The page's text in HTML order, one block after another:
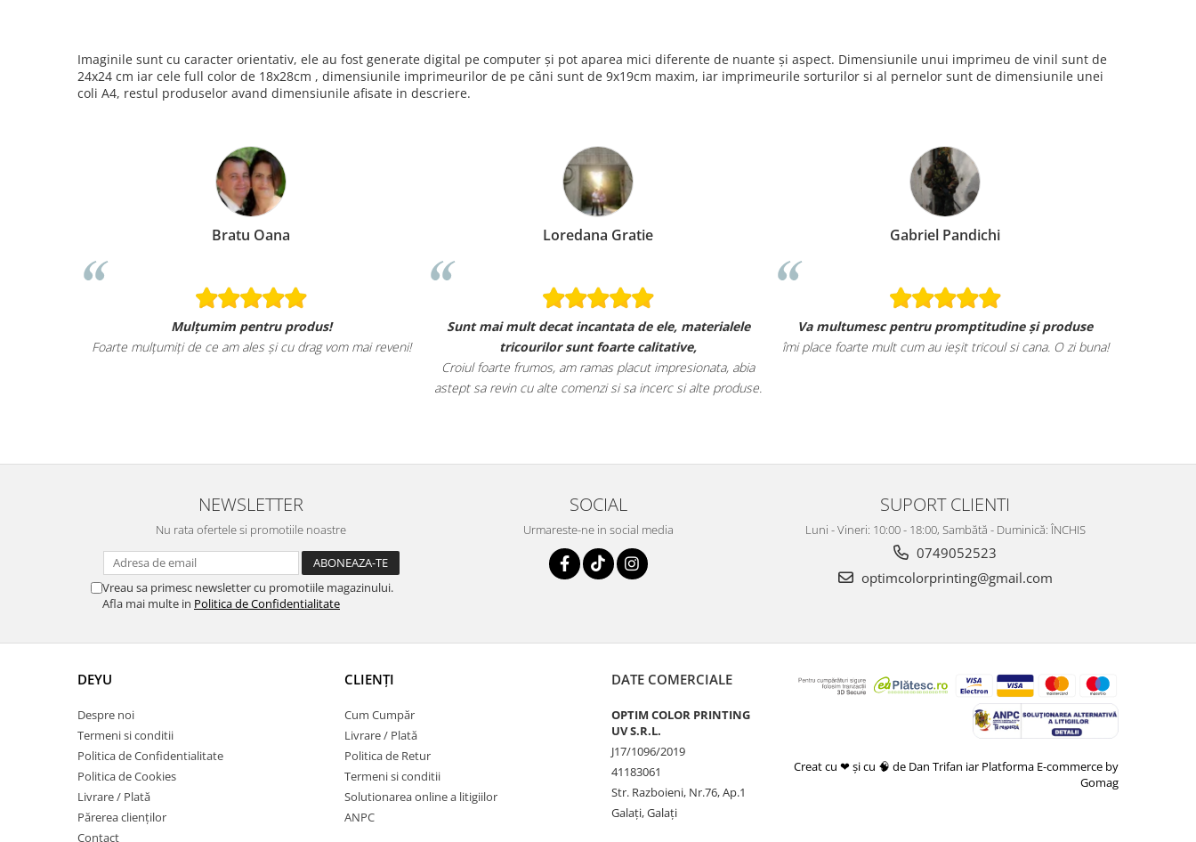
Imaginile sunt cu caracter orientativ, ele au fost generate digital pe computer și pot aparea mici diferente de nuante și aspect. Dimensiunile unui imprimeu de vinil sunt de
24x24 cm iar cele full color de 18x28cm , dimensiunile imprimeurilor de pe căni sunt de 9x19cm maxim, iar imprimeurile sorturilor si al pernelor sunt de dimensiunile unei
coli A4, restul produselor avand dimensiunile afisate in descriere.
Bratu Oana
Mulțumim pentru produs!
Foarte mulțumiți de ce am ales și cu drag vom mai reveni!
Loredana Gratie
Sunt mai mult decat incantata de ele, materialele
tricourilor sunt foarte calitative,
Croiul foarte frumos, am ramas placut impresionata, abia
astept sa revin cu alte comenzi si sa incerc si alte produse.
Gabriel Pandichi
Va multumesc pentru promptitudine și produse
îmi place foarte mult cum au ieșit tricoul si cana. O zi buna!
NEWSLETTER
Nu rata ofertele si promotiile noastre
Vreau sa primesc newsletter cu promotiile magazinului.
Afla mai multe in Politica de Confidentialitate
SOCIAL
Urmareste-ne in social media
SUPORT CLIENTI
Luni - Vineri: 10:00 - 18:00, Sambătă - Duminică: ÎNCHIS
0749052523
optimcolorprinting@gmail.com
DEYU
Despre noi
Termeni si conditii
Politica de Confidentialitate
Politica de Cookies
Livrare / Plată
Părerea clienților
Contact
CLIENȚI
Cum Cumpăr
Livrare / Plată
Politica de Retur
Termeni si conditii
Solutionarea online a litigiilor
ANPC
DATE COMERCIALE
OPTIM COLOR PRINTING
UV S.R.L.
J17/1096/2019
41183061
Str. Razboieni, Nr.76, Ap.1
Galați, Galați
Creat cu ❤ și cu 🧠 de Dan Trifan iar Platforma E-commerce by
Gomag